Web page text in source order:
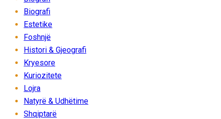
Biografi
Estetike
Foshnjë
Histori & Gjeografi
Kryesore
Kuriozitete
Lojra
Natyrë & Udhëtime
Shqiptarë